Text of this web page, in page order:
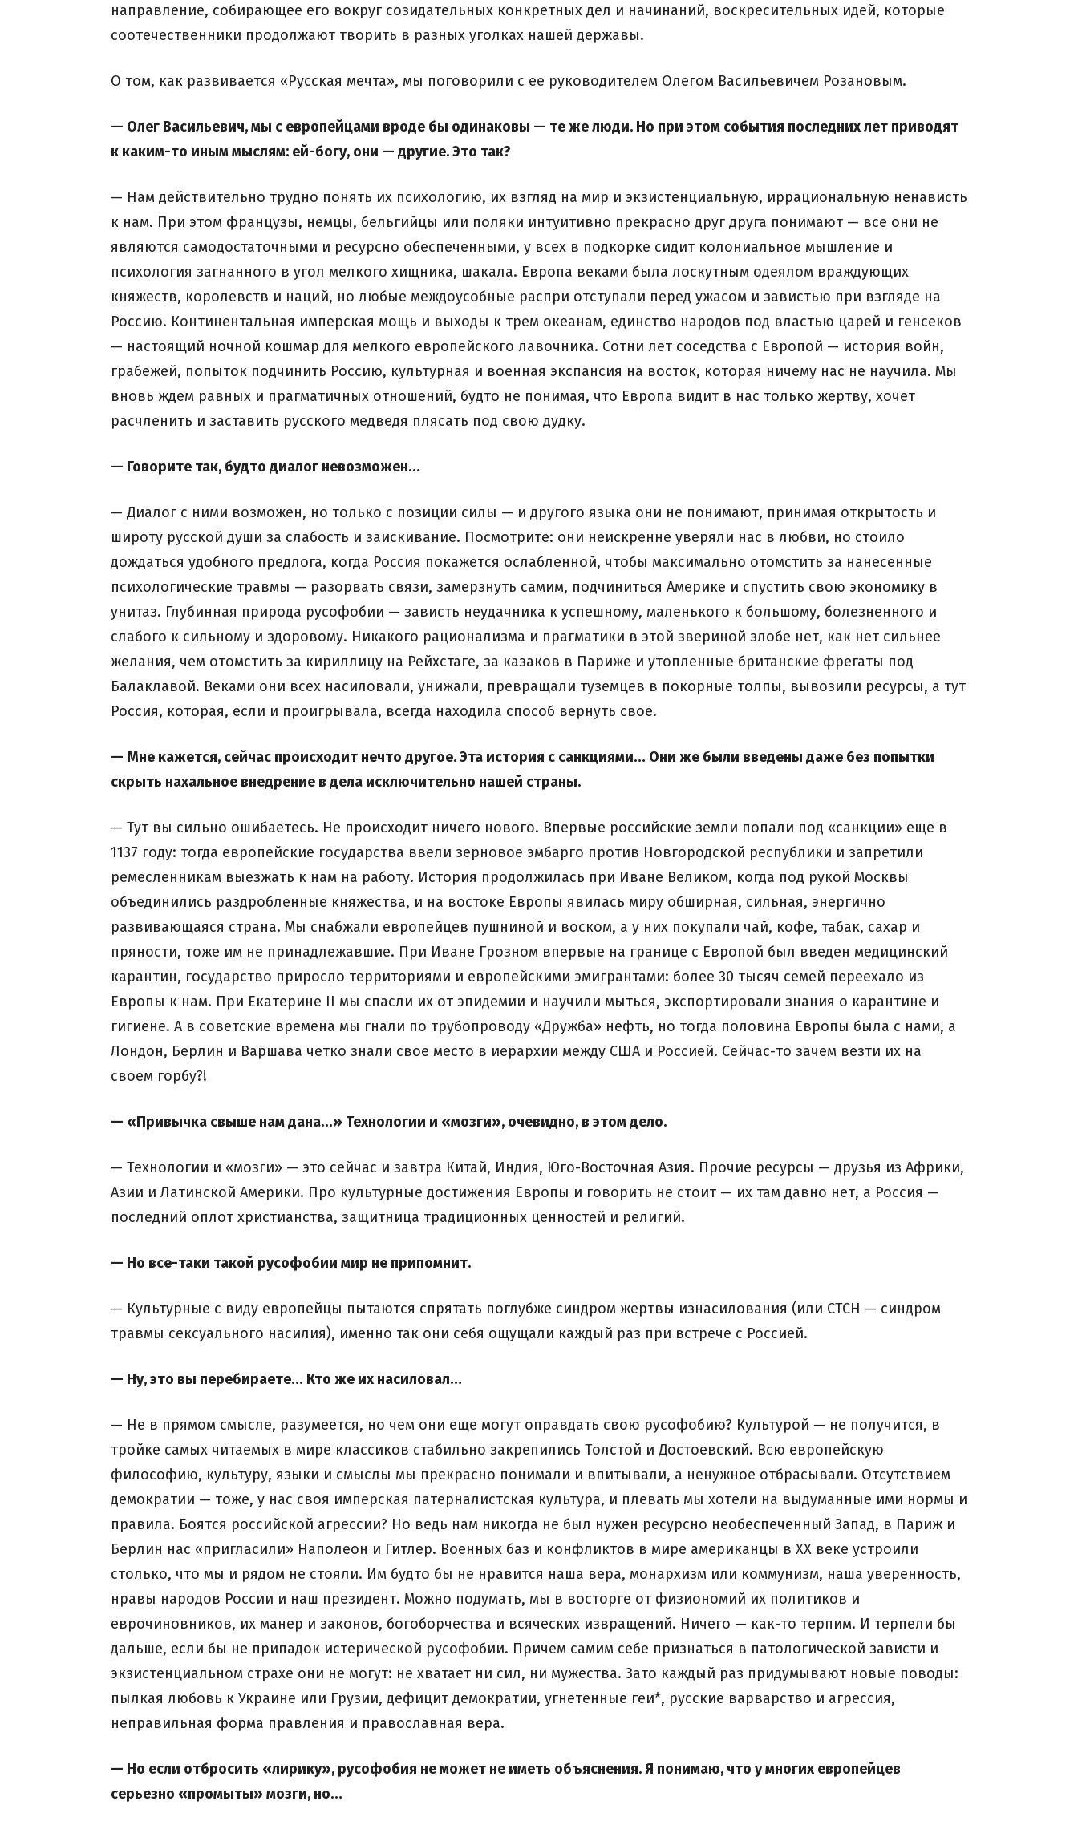
направление, собирающее его вокруг созидательных конкретных дел и начинаний, воскресительных идей, которые
соотечественники продолжают творить в разных уголках нашей державы.
О том, как развивается «Русская мечта», мы поговорили с ее руководителем Олегом Васильевичем Розановым.
— Олег Васильевич, мы с европейцами вроде бы одинаковы — те же люди. Но при этом события последних лет приводят
к каким-то иным мыслям: ей-богу, они — другие. Это так?
— Нам действительно трудно понять их психологию, их взгляд на мир и экзистенциальную, иррациональную ненависть
к нам. При этом французы, немцы, бельгийцы или поляки интуитивно прекрасно друг друга понимают — все они не
являются самодостаточными и ресурсно обеспеченными, у всех в подкорке сидит колониальное мышление и
психология загнанного в угол мелкого хищника, шакала. Европа веками была лоскутным одеялом враждующих
княжеств, королевств и наций, но любые междоусобные распри отступали перед ужасом и завистью при взгляде на
Россию. Континентальная имперская мощь и выходы к трем океанам, единство народов под властью царей и генсеков
— настоящий ночной кошмар для мелкого европейского лавочника. Сотни лет соседства с Европой — история войн,
грабежей, попыток подчинить Россию, культурная и военная экспансия на восток, которая ничему нас не научила. Мы
вновь ждем равных и прагматичных отношений, будто не понимая, что Европа видит в нас только жертву, хочет
расчленить и заставить русского медведя плясать под свою дудку.
— Говорите так, будто диалог невозможен…
— Диалог с ними возможен, но только с позиции силы — и другого языка они не понимают, принимая открытость и
широту русской души за слабость и заискивание. Посмотрите: они неискренне уверяли нас в любви, но стоило
дождаться удобного предлога, когда Россия покажется ослабленной, чтобы максимально отомстить за нанесенные
психологические травмы — разорвать связи, замерзнуть самим, подчиниться Америке и спустить свою экономику в
унитаз. Глубинная природа русофобии — зависть неудачника к успешному, маленького к большому, болезненного и
слабого к сильному и здоровому. Никакого рационализма и прагматики в этой звериной злобе нет, как нет сильнее
желания, чем отомстить за кириллицу на Рейхстаге, за казаков в Париже и утопленные британские фрегаты под
Балаклавой. Веками они всех насиловали, унижали, превращали туземцев в покорные толпы, вывозили ресурсы, а тут
Россия, которая, если и проигрывала, всегда находила способ вернуть свое.
— Мне кажется, сейчас происходит нечто другое.Эта история с санкциями… Они же были введены даже без попытки
скрыть нахальное внедрение в дела исключительно нашей страны.
— Тут вы сильно ошибаетесь. Не происходит ничего нового. Впервые российские земли попали под «санкции» еще в
1137 году: тогда европейские государства ввели зерновое эмбарго против Новгородской республики и запретили
ремесленникам выезжать к нам на работу. История продолжилась при Иване Великом, когда под рукой Москвы
объединились раздробленные княжества, и на востоке Европы явилась миру обширная, сильная, энергично
развивающаяся страна. Мы снабжали европейцев пушниной и воском, а у них покупали чай, кофе, табак, сахар и
пряности, тоже им не принадлежавшие. При Иване Грозном впервые на границе с Европой был введен медицинский
карантин, государство приросло территориями и европейскими эмигрантами: более 30 тысяч семей переехало из
Европы к нам. При Екатерине II мы спасли их от эпидемии и научили мыться, экспортировали знания о карантине и
гигиене. А в советские времена мы гнали по трубопроводу «Дружба» нефть, но тогда половина Европы была с нами, а
Лондон, Берлин и Варшава четко знали свое место в иерархии между США и Россией. Сейчас-то зачем везти их на
своем горбу?!
— «Привычка свыше нам дана…» Технологии и «мозги», очевидно, в этом дело.
— Технологии и «мозги» — это сейчас и завтра Китай, Индия, Юго-Восточная Азия. Прочие ресурсы — друзья из Африки,
Азии и Латинской Америки. Про культурные достижения Европы и говорить не стоит — их там давно нет, а Россия —
последний оплот христианства, защитница традиционных ценностей и религий.
— Но все-таки такой русофобии мир не припомнит.
— Культурные с виду европейцы пытаются спрятать поглубже синдром жертвы изнасилования (или СТСН — синдром
травмы сексуального насилия), именно так они себя ощущали каждый раз при встрече с Россией.
— Ну, это вы перебираете… Кто же их насиловал…
— Не в прямом смысле, разумеется, но чем они еще могут оправдать свою русофобию? Культурой — не получится, в
тройке самых читаемых в мире классиков стабильно закрепились Толстой и Достоевский. Всю европейскую
философию, культуру, языки и смыслы мы прекрасно понимали и впитывали, а ненужное отбрасывали. Отсутствием
демократии — тоже, у нас своя имперская патерналистская культура, и плевать мы хотели на выдуманные ими нормы и
правила. Боятся российской агрессии? Но ведь нам никогда не был нужен ресурсно необеспеченный Запад, в Париж и
Берлин нас «пригласили» Наполеон и Гитлер. Военных баз и конфликтов в мире американцы в XX веке устроили
столько, что мы и рядом не стояли. Им будто бы не нравится наша вера, монархизм или коммунизм, наша уверенность,
нравы народов России и наш президент. Можно подумать, мы в восторге от физиономий их политиков и
еврочиновников, их манер и законов, богоборчества и всяческих извращений. Ничего — как-то терпим. И терпели бы
дальше, если бы не припадок истерической русофобии. Причем самим себе признаться в патологической зависти и
экзистенциальном страхе они не могут: не хватает ни сил, ни мужества. Зато каждый раз придумывают новые поводы:
пылкая любовь к Украине или Грузии, дефицит демократии, угнетенные геи*, русские варварство и агрессия,
неправильная форма правления и православная вера.
— Но если отбросить «лирику», русофобия не может не иметь объяснения. Я понимаю, что у многих европейцев
серьезно «промыты» мозги, но…